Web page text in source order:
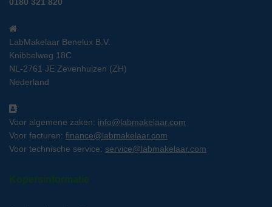
LabMakelaar Benelux B.V.
Knibbelweg 18C
NL-2761 JE Zevenhuizen (ZH)
Nederland
Voor algemene zaken: info@labmakelaar.com
Voor facturen: finance@labmakelaar.com
Voor technische service: service@labmakelaar.com
Kopersinformatie